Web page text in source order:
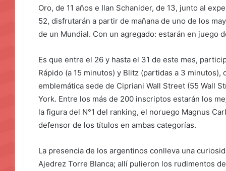
Oro, de 11 años e Ilan Schanider, de 13, junto al
52, disfrutarán a partir de mañana de uno de los
de un Mundial. Con un agregado: estarán en juego
Es que entre el 26 y hasta el 31 de este mes,
Rápido (a 15 minutos) y Blitz (partidas a 3
emblemática sede de Cipriani Wall Street (55 Wall
York. Entre los más de 200 inscriptos estarán los
la figura del N°1 del ranking, el noruego Magnus
defensor de los títulos en ambas categorías.
La presencia de los argentinos conlleva una
Ajedrez Torre Blanca; allí pulieron los rudimentos